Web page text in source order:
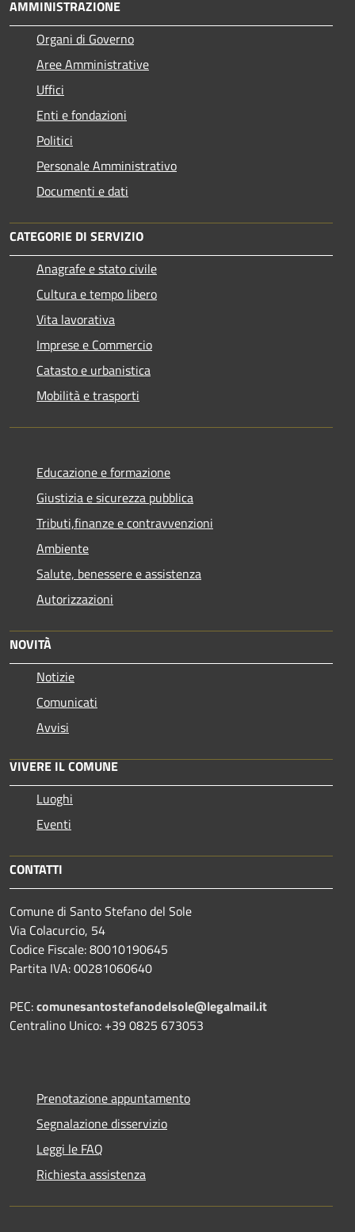
AMMINISTRAZIONE
Organi di Governo
Aree Amministrative
Uffici
Enti e fondazioni
Politici
Personale Amministrativo
Documenti e dati
CATEGORIE DI SERVIZIO
Anagrafe e stato civile
Cultura e tempo libero
Vita lavorativa
Imprese e Commercio
Catasto e urbanistica
Mobilità e trasporti
Educazione e formazione
Giustizia e sicurezza pubblica
Tributi,finanze e contravvenzioni
Ambiente
Salute, benessere e assistenza
Autorizzazioni
NOVITÀ
Notizie
Comunicati
Avvisi
VIVERE IL COMUNE
Luoghi
Eventi
CONTATTI
Comune di Santo Stefano del Sole
Via Colacurcio, 54
Codice Fiscale: 80010190645
Partita IVA: 00281060640
PEC:comunesantostefanodelsole@legalmail.it
Centralino Unico: +39 0825 673053
Prenotazione appuntamento
Segnalazione disservizio
Leggi le FAQ
Richiesta assistenza